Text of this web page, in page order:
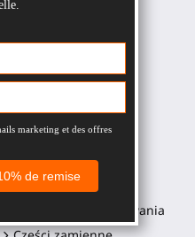
Gunstock MagTube
Gunstock Starter
ProStraps rękawy
ProTas joystick
SWINGiT Kij Golfowy
ProSaber ostrze
Kontrolery do mocowania